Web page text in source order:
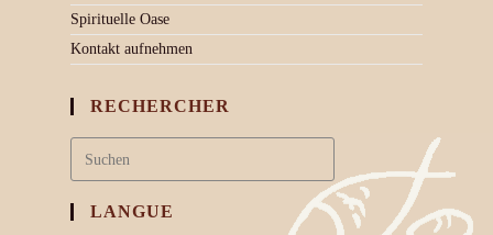
Spirituelle Oase
Kontakt aufnehmen
RECHERCHER
LANGUE